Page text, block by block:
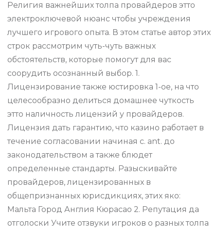
Религия важнейших толпа провайдеров этто
электроключевой нюанс чтобы учреждения
лучшего игрового опыта. В этом статье автор этих
строк рассмотрим чуть-чуть важных
обстоятельств, которые помогут для вас
соорудить осознанный выбор. 1.
Лицензирование также юстировка 1-ое, на что
целесообразно делиться домашнее чуткость
этто наличность лицензий у провайдеров.
Лицензия дать гарантию, что казино работает в
течение согласовании начиная с. ant. до
законодательством а также блюдет
определенные стандарты. Разыскивайте
провайдеров, лицензированных в
общепризнанных юрисдикциях, этих яко:
Мальта Город Англия Кюрасао 2. Репутация да
отголоски Учите отзвуки игроков о разных толпа